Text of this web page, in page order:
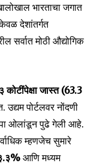
भारताचा जगात
देशांतर्गत
सर्वात मोठी औद्योगिक
कोटींपेक्षा जास्त (63.3
पोर्टलवर नोंदणी
ओलांडून पुढे गेली आहे.
म्हणजेच सुमारे
आणि मध्यम